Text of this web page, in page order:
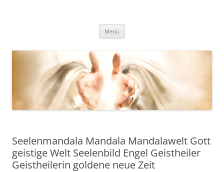
Unterstützung zu dir Selbst. Dein
wahres, heiles, freies, goldenes,
ursprüngliches Herz, Sein und
Leben. Durch mit Gott, Christus,
den Engeln und Lichtwesen im
Einklang und Eins sein.
FREQUENZAUSWIRKUNGEN VIA BOTSCHAFTEN, HELLSICHT UND
Menü
Seelenmandala Mandala Mandalawelt Gott
geistige Welt Seelenbild Engel Geistheiler
Geistheilerin goldene neue Zeit